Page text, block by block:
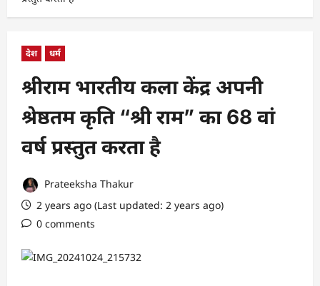
देश धर्म
श्रीराम भारतीय कला केंद्र अपनी
श्रेष्ठतम कृति “श्री राम” का 68 वां
वर्ष प्रस्तुत करता है
Prateeksha Thakur
2 years ago (Last updated: 2 years ago)
0 comments